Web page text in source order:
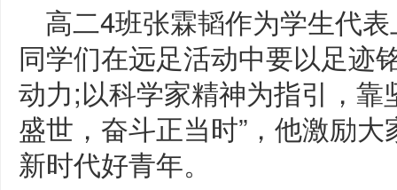
高二4班张霖韬作为学生代
同学们在远足活动中要以足迹
动力;以科学家精神为指引，靠
盛世，奋斗正当时”，他激励
新时代好青年。